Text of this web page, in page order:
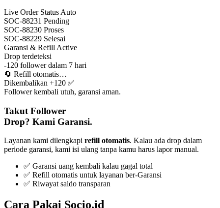
Live Order Status Auto
SOC-88231 Pending
SOC-88230 Proses
SOC-88229 Selesai
Garansi & Refill Active
Drop terdeteksi
-120 follower dalam 7 hari
🔄 Refill otomatis…
Dikembalikan +120 ✅
Follower kembali utuh, garansi aman.
Takut Follower
Drop? Kami Garansi.
Layanan kami dilengkapi refill otomatis. Kalau ada drop dalam
periode garansi, kami isi ulang tanpa kamu harus lapor manual.
✅ Garansi uang kembali kalau gagal total
✅ Refill otomatis untuk layanan ber-Garansi
✅ Riwayat saldo transparan
Cara Pakai Socio.id